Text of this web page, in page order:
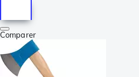
Comparer